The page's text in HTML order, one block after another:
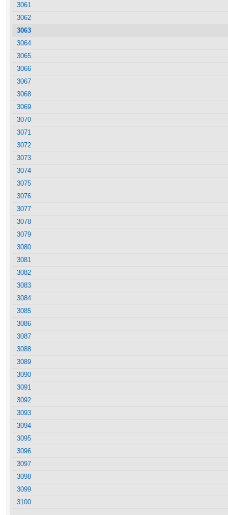
3061
3062
3063
3064
3065
3066
3067
3068
3069
3070
3071
3072
3073
3074
3075
3076
3077
3078
3079
3080
3081
3082
3083
3084
3085
3086
3087
3088
3089
3090
3091
3092
3093
3094
3095
3096
3097
3098
3099
3100